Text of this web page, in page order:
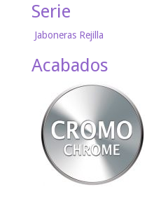
Serie
Jaboneras Rejilla
Acabados